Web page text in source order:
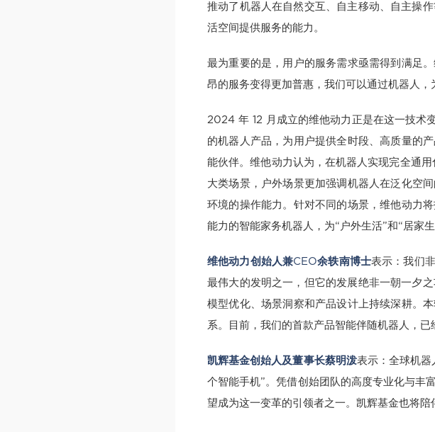
推动了机器人在自然交互、自主移动、自主操
活空间提供服务的能力。
最为重要的是，用户的服务需求亟需得到满足
昂的服务变得更加普惠，我们可以通过机器人，
2024 年 12 月成立的维他动力正是在这一技术
的机器人产品，为用户提供全时段、高质量的
能伙伴。维他动力认为，在机器人实现完全通
大类场景，户外场景更加强调机器人在泛化空
环境的操作能力。针对不同的场景，维他动力
能力的智能家务机器人，为“户外生活”和“居家
维他动力创始人兼CEO余轶南博士表示：我们
最伟大的发明之一，但它的发展绝非一朝一夕
模型优化、场景洞察和产品设计上持续深耕。
系。目前，我们的首款产品智能伴随机器人，
凯辉基金创始人及董事长蔡明泼表示：全球机器
个智能手机”。凭借创始团队的高度专业化与丰
望成为这一变革的引领者之一。凯辉基金也将